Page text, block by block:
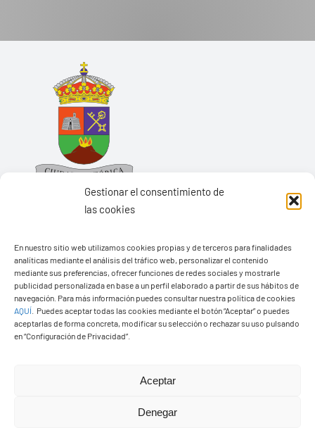
Gestionar el consentimiento de
las cookies
En nuestro sitio web utilizamos cookies propias y de terceros para finalidades
analíticas mediante el análisis del tráfico web, personalizar el contenido
mediante sus preferencias, ofrecer funciones de redes sociales y mostrarle
publicidad personalizada en base a un perfil elaborado a partir de sus hábitos de
navegación. Para más información puedes consultar nuestra política de cookies
AQUÍ
Puedes aceptar todas las cookies mediante el botón “Aceptar” o puedes
aceptarlas de forma concreta, modificar su selección o rechazar su uso pulsando
en “Configuración de Privacidad”.
Aceptar
Denegar
Ayuntamiento de Yaiza
Pza. de Los Remedios, 1
35570 – Yaiza
Tel:928 83 62 20
derechos reservads